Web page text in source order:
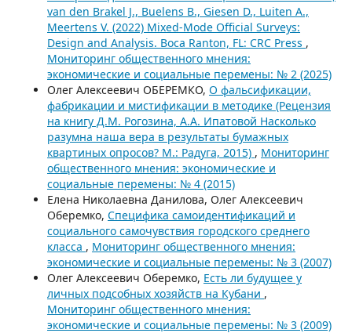
van den Brakel J., Buelens B., Giesen D., Luiten A.,
Meertens V. (2022) Mixed-Mode Official Surveys:
Design and Analysis. Boca Ranton, FL: CRC Press ,
Мониторинг общественного мнения:
экономические и социальные перемены: № 2 (2025)
Олег Алексеевич ОБЕРЕМКО, О фальсификации,
фабрикации и мистификации в методике (Рецензия
на книгу Д.М. Рогозина, А.А. Ипатовой Насколько
разумна наша вера в результаты бумажных
квартиных опросов? М.: Радуга, 2015) , Мониторинг
общественного мнения: экономические и
социальные перемены: № 4 (2015)
Елена Николаевна Данилова, Олег Алексеевич
Оберемко, Специфика самоидентификаций и
социального самочувствия городского среднего
класса , Мониторинг общественного мнения:
экономические и социальные перемены: № 3 (2007)
Олег Алексеевич Оберемко, Есть ли будущее у
личных подсобных хозяйств на Кубани ,
Мониторинг общественного мнения:
экономические и социальные перемены: № 3 (2009)